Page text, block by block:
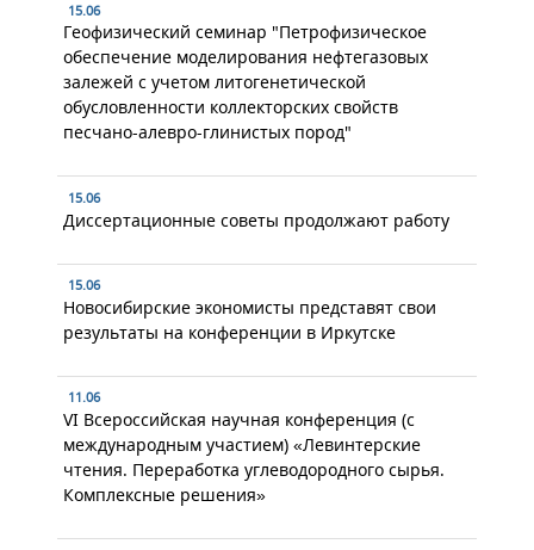
15.06
Геофизический семинар "Петрофизическое
обеспечение моделирования нефтегазовых
залежей с учетом литогенетической
обусловленности коллекторских свойств
песчано-алевро-глинистых пород"
15.06
Диссертационные советы продолжают работу
15.06
Новосибирские экономисты представят свои
результаты на конференции в Иркутске
11.06
VI Всероссийская научная конференция (с
международным участием) «Левинтерские
чтения. Переработка углеводородного сырья.
Комплексные решения»